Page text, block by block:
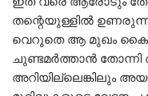
തന്റെയുള്ളിൽ
വെറുതെ ആ മുഖം
ചുണ്ടമർത്താൻ
അറിയില്ലെങ്കിലും